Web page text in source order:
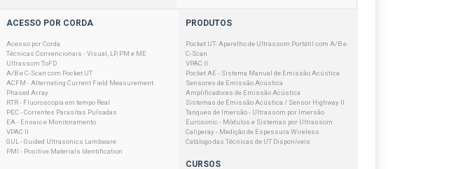
ACESSO POR CORDA
Acesso por Corda
Técnicas Convencionais - Visual, LP, PM e ME
Ultrassom ToFD
A/B e C-Scan com Pocket UT
ACFM - Alternating Current Field Measurement
Phased Array
RTR - Fluoroscopia em tempo Real
PEC - Correntes Parasitas Pulsadas
EA - Ensaio e Monitoramento
VPAC II
GUL - Guided Ultrasonics Lambware
PMI - Positive Materials Identification
PRODUTOS
Pocket UT- Aparelho de Ultrassom Portátil com A/B e
C-Scan
VPAC II
Pocket AE - Sistema Manual de Emissão Acústica
Sensores de Emissão Acústica
Amplificadores de Emissão Acústica
Sistemas de Emissão Acústica / Sensor Highway II
Tanques de Imersão - Ultrassom por Imersão
Eurosonic - Módulos e Sistemas por Ultrassom
Caliperay - Medição de Espessura Wireless
Catálogo das Técnicas de UT Disponíveis
CURSOS